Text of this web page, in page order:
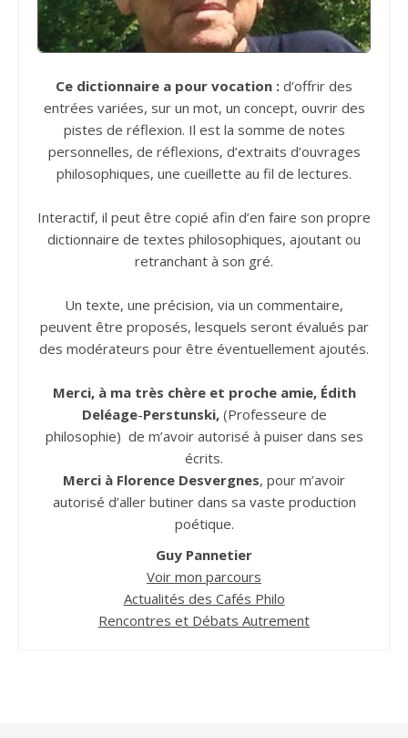
Ce dictionnaire a pour vocation : d’offrir des
entrées variées, sur un mot, un concept, ouvrir des
pistes de réflexion. Il est la somme de notes
personnelles, de réflexions, d’extraits d’ouvrages
philosophiques, une cueillette au fil de lectures.
Interactif, il peut être copié afin d’en faire son propre
dictionnaire de textes philosophiques, ajoutant ou
retranchant à son gré.
Un texte, une précision, via un commentaire,
peuvent être proposés, lesquels seront évalués par
des modérateurs pour être éventuellement ajoutés.
Merci, à ma très chère et proche amie, Édith
Deléage-Perstunski,(Professeure de
philosophie) de m’avoir autorisé à puiser dans ses
écrits.
Merci à Florence Desvergnes, pour m’avoir
autorisé d’aller butiner dans sa vaste production
poétique.
Guy Pannetier
Voir mon parcours
Actualités des Cafés Philo
Rencontres et Débats Autrement